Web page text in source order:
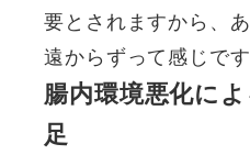
要とされますから、
遠からずって感じです
腸内環境悪化に
足